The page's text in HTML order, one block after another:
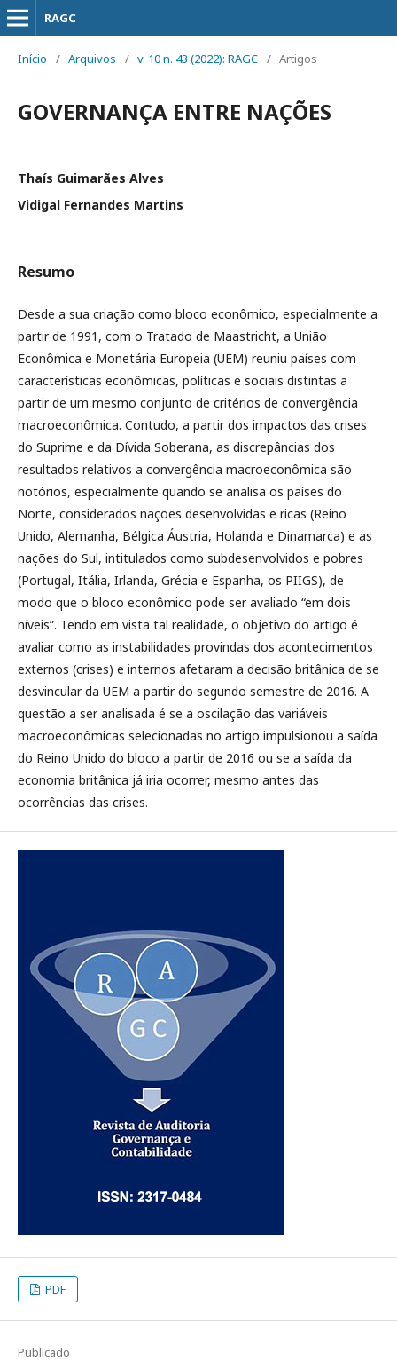
RAGC
Início / Arquivos / v. 10 n. 43 (2022): RAGC / Artigos
GOVERNANÇA ENTRE NAÇÕES
Thaís Guimarães Alves
Vidigal Fernandes Martins
Resumo
Desde a sua criação como bloco econômico, especialmente a
partir de 1991, com o Tratado de Maastricht, a União
Econômica e Monetária Europeia (UEM) reuniu países com
características econômicas, políticas e sociais distintas a
partir de um mesmo conjunto de critérios de convergência
macroeconômica. Contudo, a partir dos impactos das crises
do Suprime e da Dívida Soberana, as discrepâncias dos
resultados relativos a convergência macroeconômica são
notórios, especialmente quando se analisa os países do
Norte, considerados nações desenvolvidas e ricas (Reino
Unido, Alemanha, Bélgica Áustria, Holanda e Dinamarca) e as
nações do Sul, intitulados como subdesenvolvidos e pobres
(Portugal, Itália, Irlanda, Grécia e Espanha, os PIIGS), de
modo que o bloco econômico pode ser avaliado “em dois
níveis”. Tendo em vista tal realidade, o objetivo do artigo é
avaliar como as instabilidades provindas dos acontecimentos
externos (crises) e internos afetaram a decisão britânica de se
desvincular da UEM a partir do segundo semestre de 2016. A
questão a ser analisada é se a oscilação das variáveis
macroeconômicas selecionadas no artigo impulsionou a saída
do Reino Unido do bloco a partir de 2016 ou se a saída da
economia britânica já iria ocorrer, mesmo antes das
ocorrências das crises.
PDF
Publicado